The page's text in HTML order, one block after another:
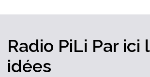
Radio PiLi Par ici
idées